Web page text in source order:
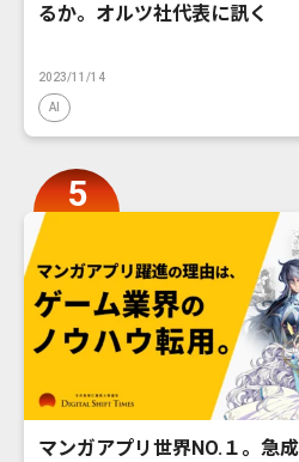
るか。オルツ社代表に訊く
2023/11/14
AI
マンガアプリ世界NO.１。急